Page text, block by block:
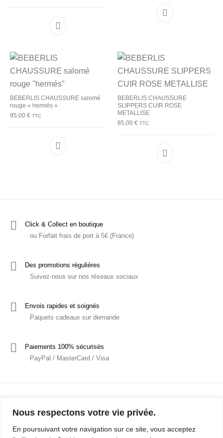
Nous respectons votre vie privée.
En poursuivant votre navigation sur ce site, vous acceptez
Ce produit a plusieurs variations. Les options
Ce produit a
BEBERLIS CHAUSSURE salomé
rouge « hermés »
95,00€ TTC
Ce produit a plusieurs variations. Les options
BEBERLIS CHAUSSURE
SLIPPERS CUIR ROSE
METALLISE
85,00 € TTC
Ce produit a
Click & Collect en boutique
ou Forfait frais de port à 5€ (France)
Des promotions régulières
Suivez-nous sur nos réseaux sociaux
Envois rapides et soignés
Paquets cadeaux sur demande
Paiements 100% sécurisés
PayPal / MasterCard / Visa